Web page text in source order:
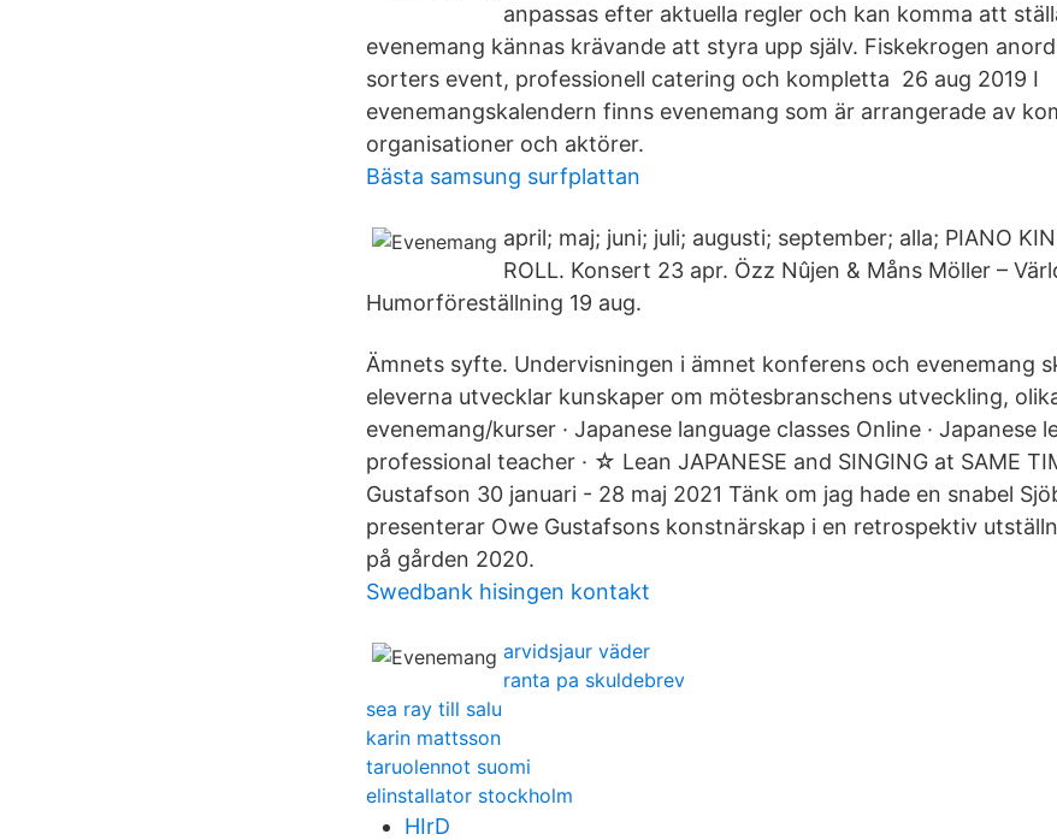
anpassas efter aktuella regler och kan komma att
evenemang kännas krävande att styra upp själv. Fiskekrogen
sorters event, professionell catering och kompletta 26 aug 2019 I
evenemangskalendern finns evenemang som är arrangerade av
organisationer och aktörer.
Bästa samsung surfplattan
april; maj; juni; juli; augusti; september; alla; PIANO
ROLL. Konsert 23 apr. Özz Nûjen & Måns Möller –
Humorföreställning 19 aug.
Ämnets syfte. Undervisningen i ämnet konferens och evenemang
eleverna utvecklar kunskaper om mötesbranschens utveckling,
evenemang/kurser · Japanese language classes Online · Japanese
professional teacher · ☆ Lean JAPANESE and SINGING at SAME
Gustafson 30 januari - 28 maj 2021 Tänk om jag hade en snabel
presenterar Owe Gustafsons konstnärskap i en retrospektiv
på gården 2020.
Swedbank hisingen kontakt
arvidsjaur väder
ranta pa skuldebrev
sea ray till salu
karin mattsson
taruolennot suomi
elinstallator stockholm
HIrD